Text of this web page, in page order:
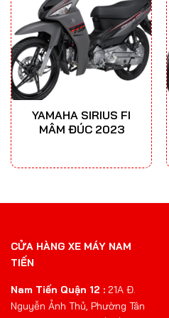
YAMAHA SIRIUS FI
MÂM ĐÚC 2023
CỬA HÀNG XE MÁY NAM
TIẾN
Nam Tiến Quận 12 : 21A Đ.
Nguyễn Ảnh Thủ, Phường Tân